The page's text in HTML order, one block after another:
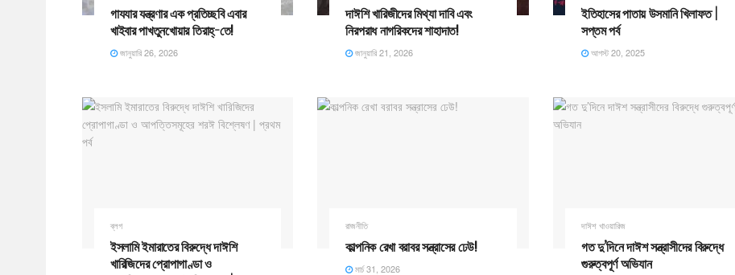
গাযযার যন্ত্রণার এক প্রতিচ্ছবি এবার
খাইবার পাখতুনখোয়ার তিরাহ্-তে! ​
জানুয়ারি 26, 2026
দাঈশি খারিজীদের মিথ্যা দাবি এবং
নিরপরাধ নাগরিকদের শাহাদাত! ​
জানুয়ারি 21, 2026
ইতিহাসের পাতায় উসমানি খিলাফত |
সপ্তম পর্ব
আগস্ট 20, 2025
ব্লগ
ইসলামি ইমারাতের বিরুদ্ধে দাঈশি
খারিজিদের প্রোপাগাণ্ডা ও
রাজনীতি
কাল্পনিক রেখা বরাবর সন্ত্রাসের ঢেউ! ​
মার্চ 31, 2026
দাঈশ খাওয়ারিজ
গত দু’দিনে দাঈশ সন্ত্রাসীদের বিরুদ্ধে
গুরুত্বপূর্ণ অভিযান